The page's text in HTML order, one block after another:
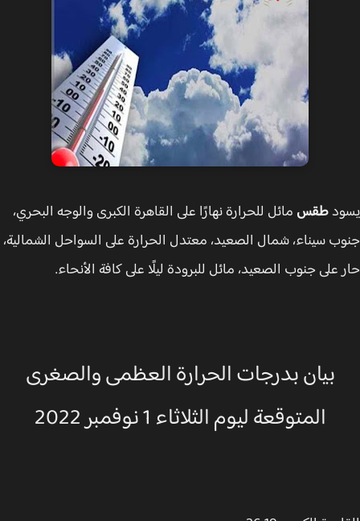
طقسمائل للحرارة نهارًا على القاهرة الكبرى والوجه البحري،
سيناء، شمال الصعيد، معتدل الحرارة على السواحل الشمالية،
على جنوب الصعيد، مائل للبرودة ليلًا على كافة الأنحاء.
بيان بدرجات الحرارة العظمى والصغرى
المتوقعة ليوم الثلاثاء 1 نوفمبر 2022